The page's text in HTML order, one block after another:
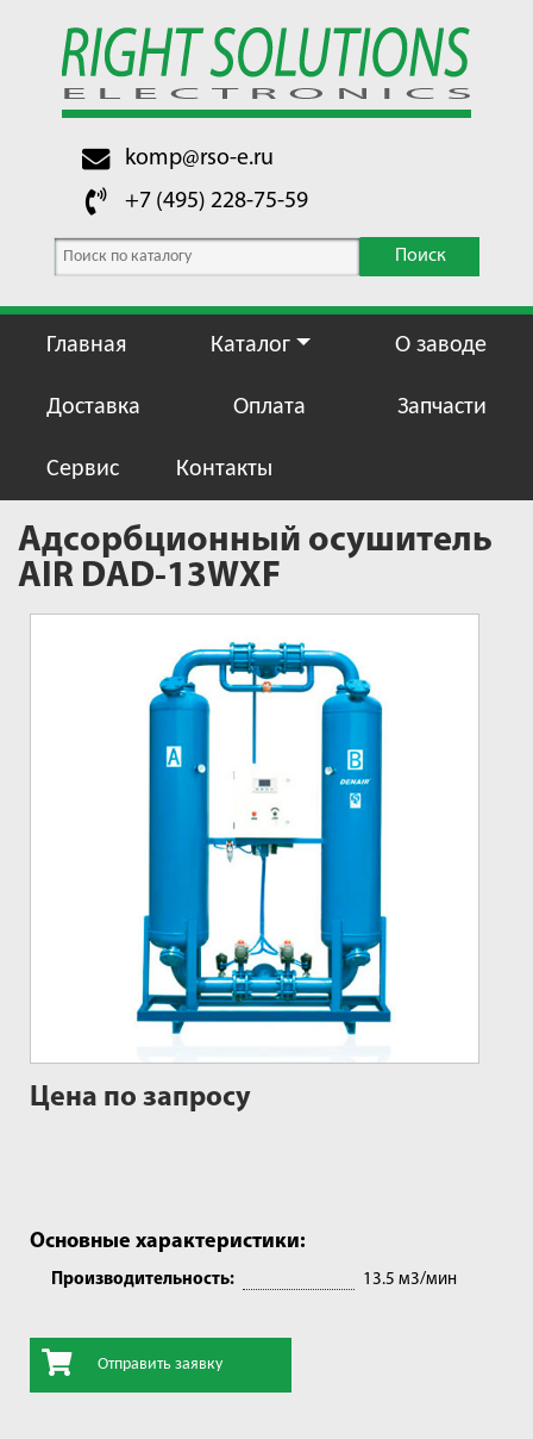
komp@rso-e.ru
+7 (495) 228-75-59
Поиск
Главная Каталог О заводе
Доставка Оплата Запчасти
Сервис Контакты
Адсорбционный осушитель
AIR DAD-13WXF
Цена по запросу
Основные характеристики:
Производительность: 13.5 м3/мин
Отправить заявку